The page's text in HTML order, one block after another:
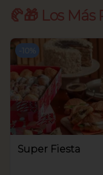
🥐🎁 Los Más
10 %
Super Fiesta